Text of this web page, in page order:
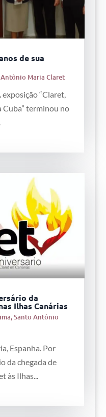
de sua
Maria Claret
“Claret,
Cuba” terminou no
da
Ilhas Canárias
,Santo Antônio
Espanha. Por
da chegada de
às Ilhas...